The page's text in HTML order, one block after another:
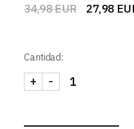
34,98EUR
El
34,98 EUR.
27,98
El
27,98 EUR.
Cantidad:
DOWNLIGHT LED
-
+